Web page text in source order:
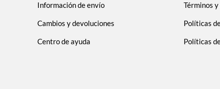
Información de envío
Cambios y devoluciones
Centro de ayuda
Términos
Políticas
Políticas